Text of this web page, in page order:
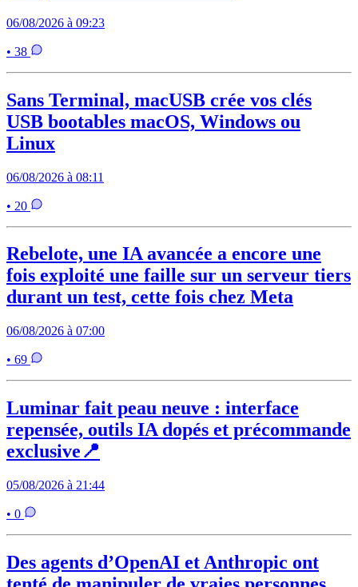
06/08/2026 à 09:23
• 38
Sans Terminal, macUSB crée vos clés
USB bootables macOS, Windows ou
Linux
06/08/2026 à 08:11
• 20
Rebelote, une IA avancée a encore une
fois exploité une faille sur un serveur tiers
durant un test, cette fois chez Meta
06/08/2026 à 07:00
• 69
Luminar fait peau neuve : interface
repensée, outils IA dopés et précommande
exclusive📍
05/08/2026 à 21:44
• 0
Des agents d’OpenAI et Anthropic ont